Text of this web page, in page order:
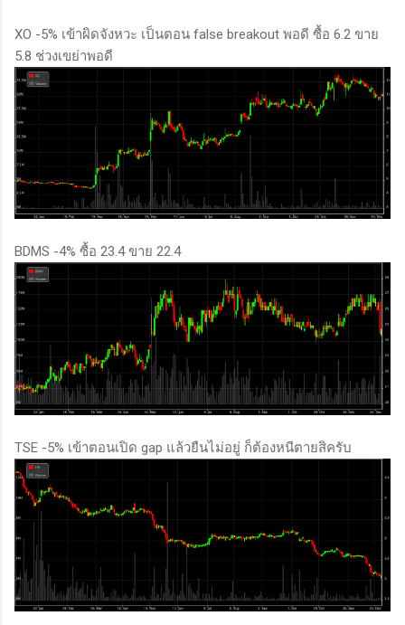
XO -5% เข้าผิดจังหวะ เป็นตอน false breakout พอดี ซื้อ 6.2 ขาย
5.8 ช่วงเขย่าพอดี
BDMS -4% ซื้อ 23.4 ขาย 22.4
TSE -5% เข้าตอนเปิด gap แล้วยืนไม่อยู่ ก็ต้องหนีตายสิครับ